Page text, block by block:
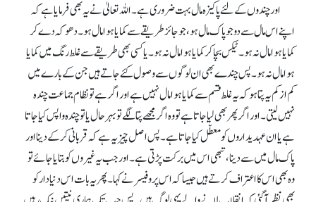
اور چندوں کے لئے پاکیزہ مال بہت ضروری ہے۔ اللہ تعالیٰ نے یہ بھی فرمایا ہے کہ
اپنے اس مال سے دو جو پاک مال ہو، جو جائز طریقے سے کمایا ہوا مال ہو۔ دھوکہ دے کر
کمایا ہوا مال نہ ہو۔ ٹیکس بچا کر کمایا ہوا مال نہ ہو۔ یا کسی بھی طریقے سے غلط رنگ میں کمایا
ہوا مال نہ ہو۔ پس چندے بھی ان لوگوں سے وصول کئے جاتے ہیں جن کے بارے میں
کم از کم یہ پتا ہو کہ یہ غلط قسم سے کمایا ہوا مال نہیں ہے اور اگر ہے تو نظام جماعت چندہ
نہیں لیتی۔ اور اگر پھر بھی لیا جاتا ہے تو وہ اگر مجھے پتا لگے تو بہرحال یا تو چندہ واپس کیا جاتا
ہے یا ان عہدیداروں کو معطّل کیا جاتا ہے۔ پس اصل چیز یہ ہے کہ قربانی کر کے دینا اور
پاک مال میں سے دینا، تبھی اس میں برکت پڑتی ہے۔ اور جب یہ غیروں کو بتایا جائے تو
وہ بھی اس کا اعتراف کرتے ہیں جیسا کہ اس پروفیسر نے کہا۔ پھر یہ بات اس دنیا دار کو